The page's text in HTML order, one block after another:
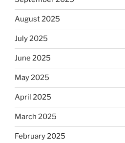
August 2025
July 2025
June 2025
May 2025
April 2025
March 2025
February 2025